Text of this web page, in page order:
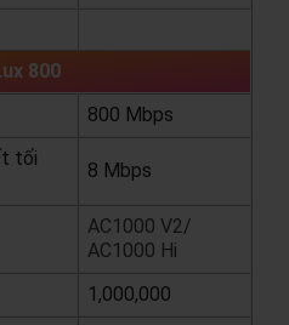
800
800 Mbps
tối
8 Mbps
AC1000 V2/
AC1000 Hi
1,000,000